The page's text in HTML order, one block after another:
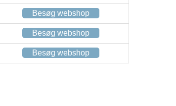
Besøg webshop
Besøg webshop
Besøg webshop